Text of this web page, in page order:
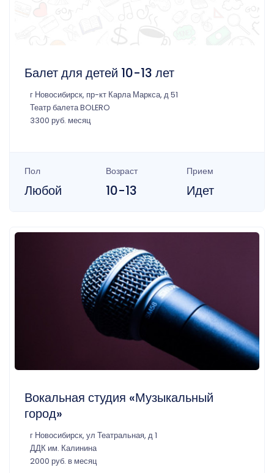
Балет для детей 10-13 лет
г Новосибирск, пр-кт Карла Маркса, д 51
Театр балета BOLERO
3300 руб. месяц
Пол
Любой
Возраст
10-13
Прием
Идет
Вокальная студия «Музыкальный
город»
г Новосибирск, ул Театральная, д 1
ДДК им. Калинина
2000 руб. в месяц